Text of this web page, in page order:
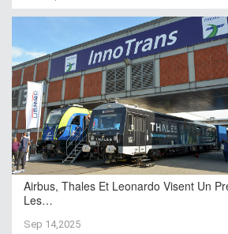
Airbus, Thales Et Leonardo Visent Un
Les…
Sep 14,2025